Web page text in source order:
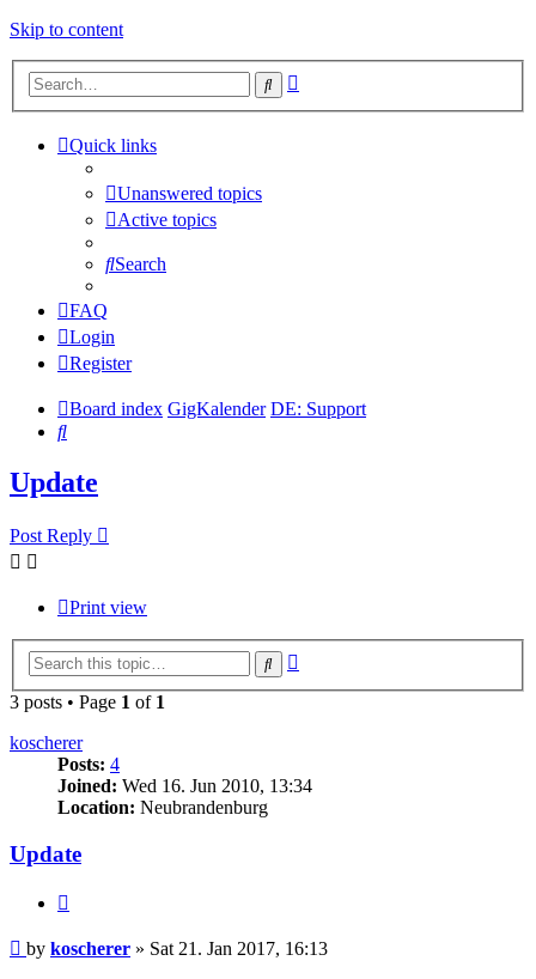
Skip to content
Search
Quick links
Unanswered topics
Active topics
Search
FAQ
Login
Register
Board index GigKalender DE: Support
Search
Update
Post Reply
Print view
Search
3 posts • Page 1 of 1
koscherer
Posts: 4
Joined: Wed 16. Jun 2010, 13:34
Location: Neubrandenburg
Update
Post
by koscherer » Sat 21. Jan 2017, 16:13